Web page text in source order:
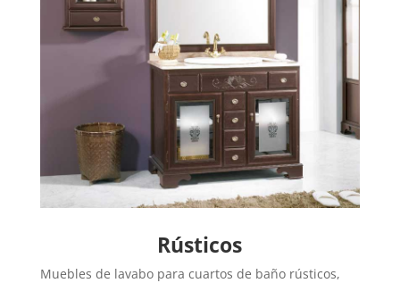
Rústicos
Muebles de lavabo para cuartos de baño rústicos,